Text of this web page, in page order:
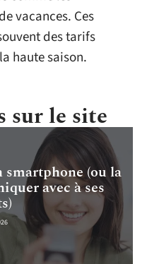
vacances. Ces
des tarifs
haute saison.
sur le site
(ou la
avec à ses